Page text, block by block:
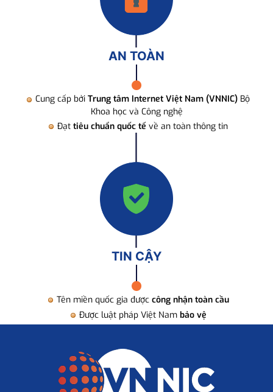
AN TOÀN
Cung cấp bởi Trung tâm Internet Việt Nam (VNNIC) Bộ
Khoa học và Công nghệ
Đạt tiêu chuẩn quốc tế về an toàn thông tin
TIN CẬY
Tên miền quốc gia được công nhận toàn cầu
Được luật pháp Việt Nam bảo vệ